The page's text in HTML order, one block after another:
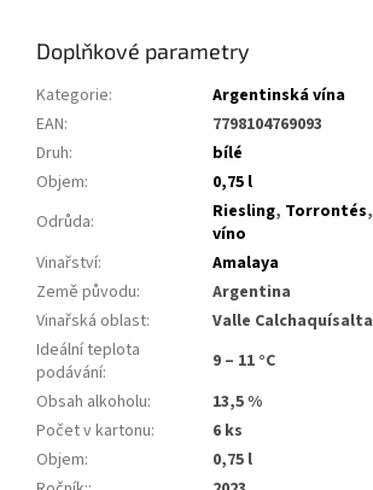
Doplňkové parametry
Kategorie:
Argentinská vína
EAN:
7798104769093
Druh:
bílé
Objem:
0,75 l
Odrůda: Riesling, Torrontés,
víno
Vinařství:
Amalaya
Země původu:
Argentina
Vinařská oblast:
Valle Calchaquísalta
Ideální teplota
podávání:
9 – 11 °C
Obsah alkoholu:
13,5 %
Počet v kartonu:
6 ks
Objem:
0,75 l